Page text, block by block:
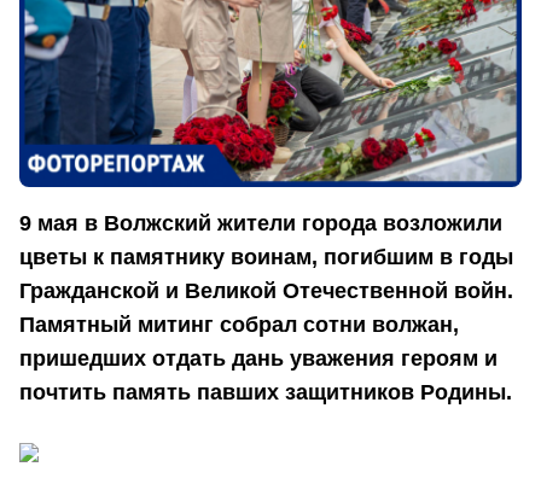
9 мая в Волжский жители города возложили
цветы к памятнику воинам, погибшим в годы
Гражданской и Великой Отечественной войн.
Памятный митинг собрал сотни волжан,
пришедших отдать дань уважения героям и
почтить память павших защитников Родины.